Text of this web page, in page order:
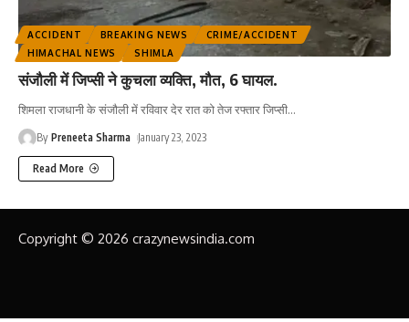
ACCIDENT BREAKING NEWS
CRIME/ACCIDENT
HIMACHAL NEWS
SHIMLA
संजौली में जिप्सी ने कुचला व्यक्ति, मौत, 6 घायल.
शिमला राजधानी के संजौली में रविवार देर रात को तेज रफ्तार जिप्सी…
By Preneeta Sharma January 23, 2023
Read More
Copyright © 2026 crazynewsindia.com